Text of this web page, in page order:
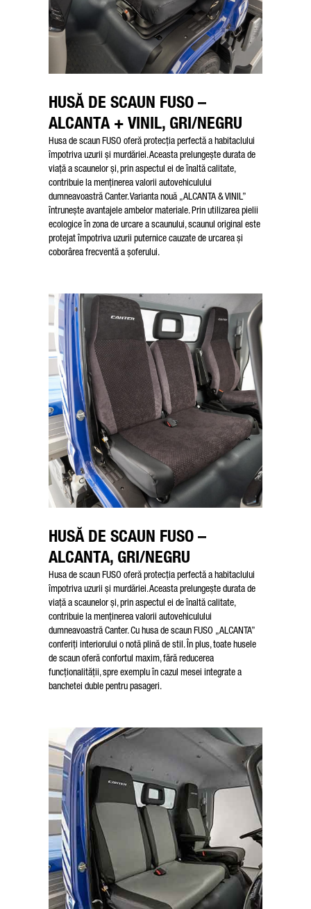
HUSĂ DE SCAUN FUSO –
ALCANTA + VINIL, GRI/NEGRU
Husa de scaun FUSO oferă protecția perfectă a habitaclului
împotriva uzurii și murdăriei. Aceasta prelungește durata de
viață a scaunelor și, prin aspectul ei de înaltă calitate,
contribuie la menținerea valorii autovehiculului
dumneavoastră Canter. Varianta nouă „ALCANTA & VINIL”
întrunește avantajele ambelor materiale. Prin utilizarea pielii
ecologice în zona de urcare a scaunului, scaunul original este
protejat împotriva uzurii puternice cauzate de urcarea și
coborârea frecventă a șoferului.
HUSĂ DE SCAUN FUSO –
ALCANTA, GRI/NEGRU
Husa de scaun FUSO oferă protecția perfectă a habitaclului
împotriva uzurii și murdăriei. Aceasta prelungește durata de
viață a scaunelor și, prin aspectul ei de înaltă calitate,
contribuie la menținerea valorii autovehiculului
dumneavoastră Canter. Cu husa de scaun FUSO „ALCANTA”
conferiți interiorului o notă plină de stil. În plus, toate husele
de scaun oferă confortul maxim, fără reducerea
funcționalității, spre exemplu în cazul mesei integrate a
banchetei duble pentru pasageri.